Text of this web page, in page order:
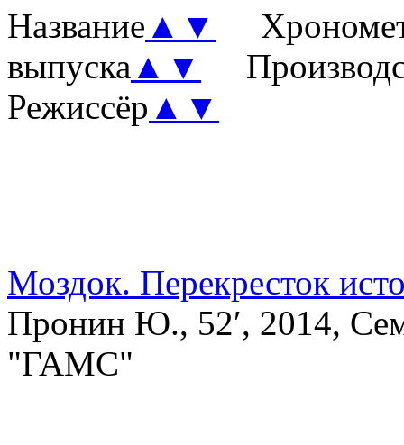
Название ▲ ▼
выпуска ▲ ▼
Режиссёр ▲ ▼
Моздок. Перекресток
Пронин Ю., 52′, 2014,
"ГАМС"